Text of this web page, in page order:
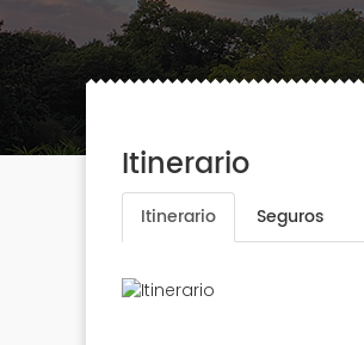
Itinerario
Itinerario Seguros